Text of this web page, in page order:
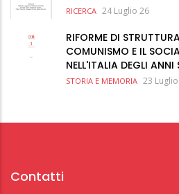
RICERCA 24 Luglio 26
RIFORME DI
COMUNISMO E IL
NELL'ITALIA DEGLI ANNI
STORIA E MEMORIA 23
Contatti